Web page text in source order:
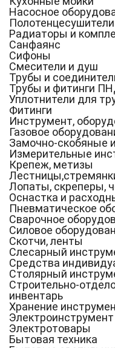
Насосное
Радиаторы и
Санфаянс
Сифоны
Смесители и душ
Трубы и
Трубы и фитинги
Уплотнители для
Фитинги
Инструмент,
Газовое
Замочно-скобяные
Измерительные
Крепеж, метизы
Лопаты, скреперы,
Оснастка и
Пневматическое
Сварочное
Силовое
Скотчи, ленты
Слесарный
Средства
Столярный
Строительно-
инвентарь
Хранение
Электроинструмент
Электротовары
Бытовая техника